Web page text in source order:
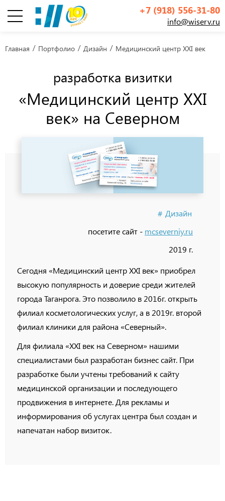
+7 (918) 556-31-80
info@wiserv.ru
Главная Портфолио Дизайн Медицинский центр XXI век
разработка визитки
«Медицинский центр XXI
век» на Северном
Дизайн
посетите сайт - mcseverniy.ru
2019 г.
Сегодня «Медицинский центр XXI век» приобрел
высокую популярность и доверие среди жителей
города Таганрога. Это позволило в 2016г. открыть
филиал косметологических услуг, а в 2019г. второй
филиал клиники для района «Северный».
Для филиала «XXI век на Северном» нашими
специалистами был разработан бизнес сайт. При
разработке были учтены требований к сайту
медицинской организации и последующего
продвижения в интернете. Для рекламы и
информирования об услугах центра был создан и
напечатан набор визиток.